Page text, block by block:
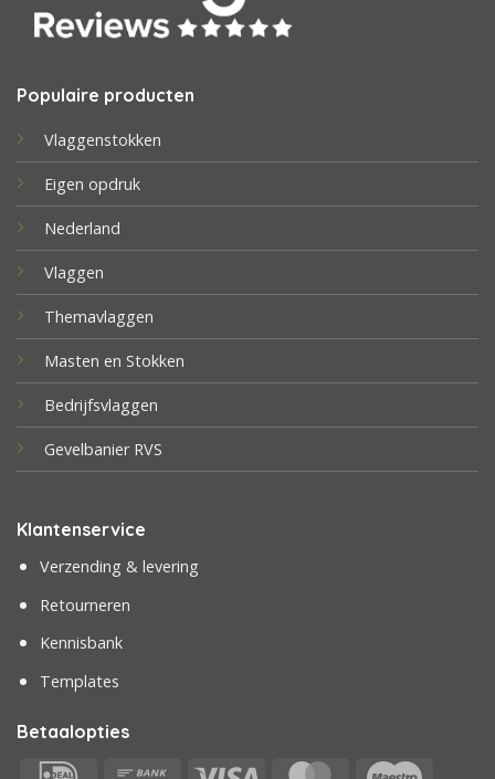
Populaire producten
Vlaggenstokken
Eigen opdruk
Nederland
Vlaggen
Themavlaggen
Masten en Stokken
Bedrijfsvlaggen
Gevelbanier RVS
Klantenservice
Verzending & levering
Retourneren
Kennisbank
Templates
Betaalopties
IDeal Bank Visa MasterCard